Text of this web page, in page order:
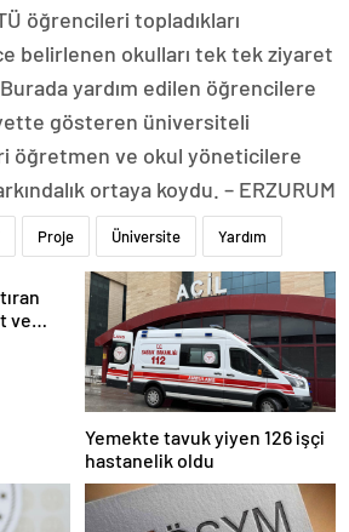
öğrencileri topladıkları
belirlenen okulları tek tek ziyaret
yardım edilen öğrencilere
gösteren üniversiteli
öğretmen ve okul yöneticilere
ortaya koydu. – ERZURUM
Proje Üniversite Yardım
ve
Yemekte tavuk yiyen 126 işçi
hastanelik oldu